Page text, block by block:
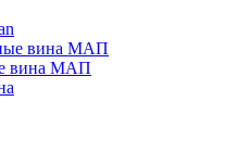
вина МАП
вина МАП